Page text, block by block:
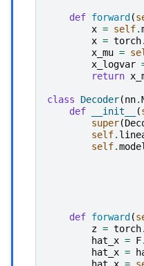
def forward (
x = self.
x = torch.
x_mu =
x_logvar
return
class Decoder(nn.
def
__init__ (
super(
self.
self.model
def forward (
z = torch.
hat_x = F.
hat_x =
hat_x =